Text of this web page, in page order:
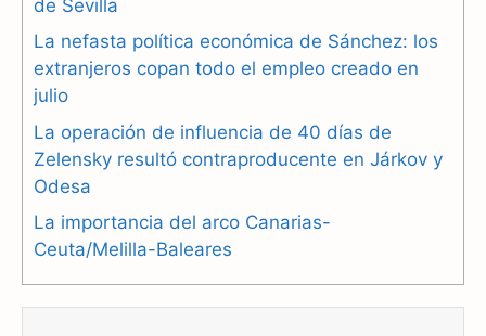
o
o
a
p
de Sevilla
La nefasta política económica de Sánchez: los
extranjeros copan todo el empleo creado en
julio
La operación de influencia de 40 días de
Zelensky resultó contraproducente en Járkov y
Odesa
La importancia del arco Canarias-
Ceuta/Melilla-Baleares